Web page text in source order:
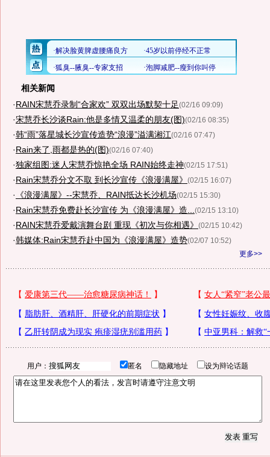
相关新闻
·RAIN宋慧乔录制“合家欢” 双双出场默契十足(02/16 09:09)
·宋慧乔长沙谈Rain:他是多情又温柔的朋友(图)(02/16 08:35)
·韩“雨”落星城长沙宣传造势“浪漫”溢满湘江(02/16 07:47)
·Rain来了,雨都是热的(图)(02/16 07:40)
·独家组图:迷人宋慧乔惊艳全场 RAIN始终走神(02/15 17:51)
·Rain宋慧乔分文不取 到长沙宣传《浪漫满屋》 (02/15 16:07)
· 《浪漫满屋》--宋慧乔、RAIN抵达长沙机场(02/15 15:30)
·Rain宋慧乔免费赴长沙宣传 为《浪漫满屋》造... (02/15 13:10)
·RAIN宋慧乔爱戴演舞台剧 重现《初次与你相遇》 (02/15 10:42)
·韩媒体:Rain宋慧乔赴中国为《浪漫满屋》造势(02/07 10:52)
更多>>
用户： 匿名 隐藏地址 设为辩论话题